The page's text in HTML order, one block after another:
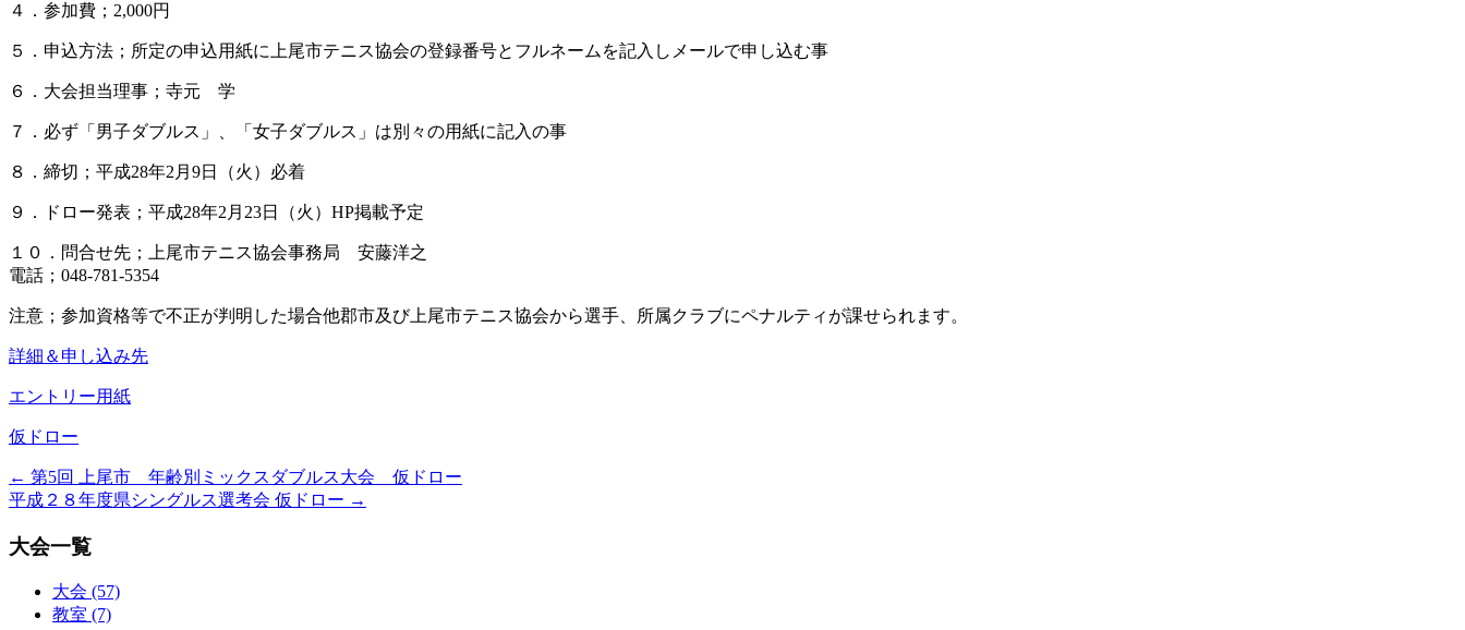
４．参加費；2,000円
５．申込方法；所定の申込用紙に上尾市テニス協会の登録番号とフルネームを記入しメールで申し込む事
６．大会担当理事；寺元 学
７．必ず「男子ダブルス」、「女子ダブルス」は別々の用紙に記入の事
８．締切；平成28年2月9日（火）必着
９．ドロー発表；平成28年2月23日（火）HP掲載予定
１０．問合せ先；上尾市テニス協会事務局 安藤洋之
電話；048-781-5354
注意；参加資格等で不正が判明した場合他郡市及び上尾市テニス協会から選手、所属クラブにペナルティが課せられます。
詳細＆申し込み先
エントリー用紙
仮ドロー
← 第5回 上尾市 年齢別ミックスダブルス大会 仮ドロー
平成２８年度県シングルス選考会 仮ドロー →
大会一覧
大会 (57)
教室 (7)